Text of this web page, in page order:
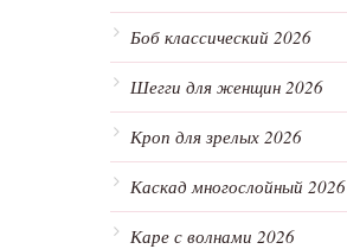
Боб классический 2026
Шегги для женщин 2026
Кроп для зрелых 2026
Каскад многослойный 2026
Каре с волнами 2026